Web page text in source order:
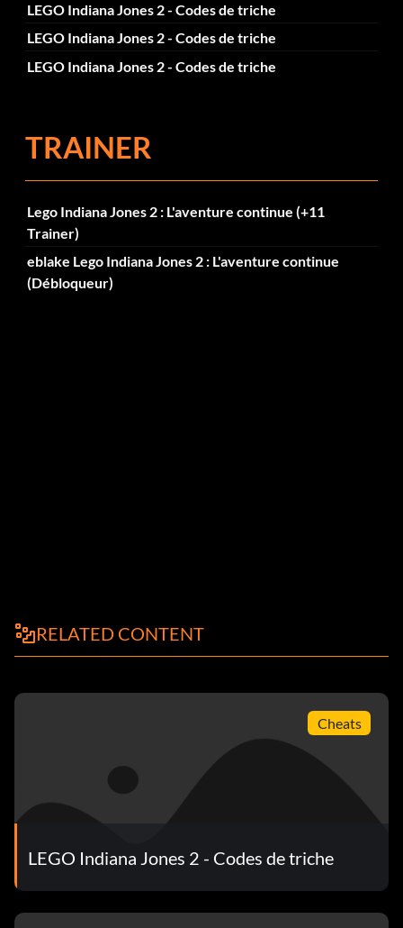
LEGO Indiana Jones 2 - Codes de triche
LEGO Indiana Jones 2 - Codes de triche
LEGO Indiana Jones 2 - Codes de triche
TRAINER
Lego Indiana Jones 2 : L'aventure continue (+11
Trainer)
eblake Lego Indiana Jones 2 : L'aventure continue
(Débloqueur)
RELATED CONTENT
Cheats
LEGO Indiana Jones 2 - Codes de triche